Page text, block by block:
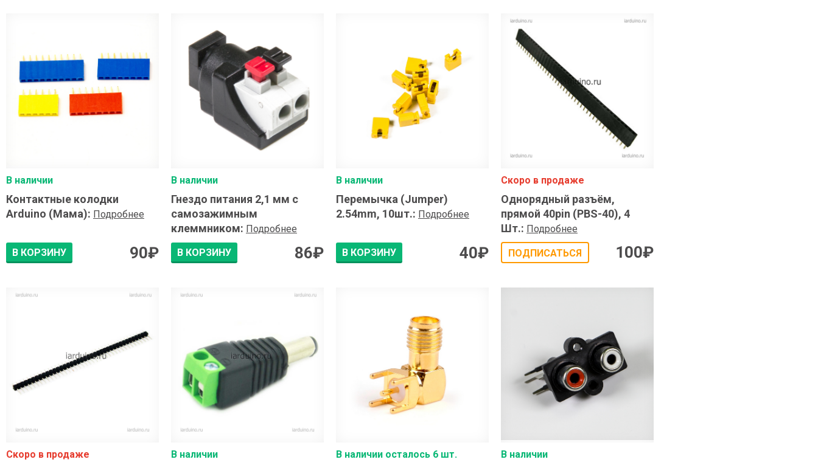
В наличии
Контактные колодки
Arduino (Мама): Подробнее
В КОРЗИНУ 90₽
В наличии
Гнездо питания 2,1 мм с
самозажимным
клеммником: Подробнее
В КОРЗИНУ 86₽
В наличии
Перемычка (Jumper)
2.54mm, 10шт.: Подробнее
В КОРЗИНУ 40₽
Скоро в продаже
Однорядный разъём,
прямой 40pin (PBS-40), 4
Шт.: Подробнее
ПОДПИСАТЬСЯ 100₽
Скоро в продаже В наличии В наличии осталось 6 шт. В наличии